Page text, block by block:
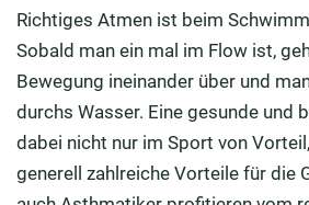
Richtiges Atmen ist beim
Sobald man ein mal im Flow ist,
Bewegung ineinander über und
durchs Wasser. Eine gesunde und
dabei nicht nur im Sport von
generell zahlreiche Vorteile für die